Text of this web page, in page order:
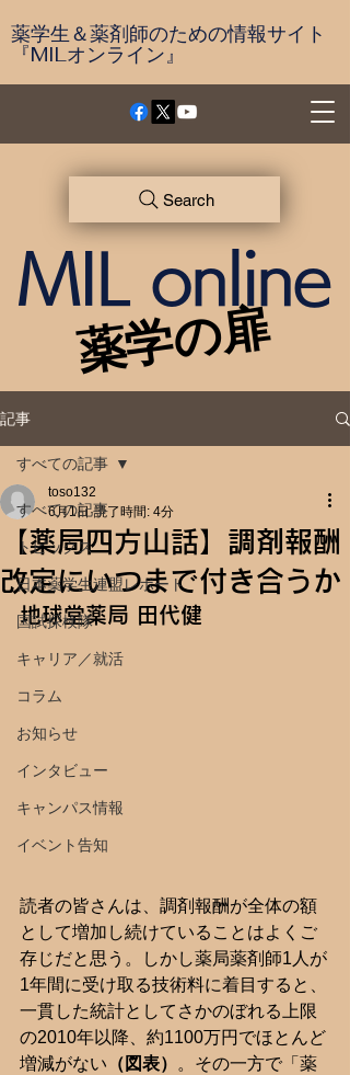
薬学生＆薬剤師のための情報サイト
『MILオンライン』
薬学の扉
薬学の扉
MIL online
Search
記事
すべての記事
トピックス
日本薬学生連盟レポート
国試探検隊
キャリア／就活
コラム
お知らせ
インタビュー
キャンパス情報
イベント告知
すべての記事
【薬局四方山話】調剤報酬
改定にいつまで付き合うか
toso132
6月1日 読了時間: 4分
地球堂薬局 田代健
読者の皆さんは、調剤報酬が全体の額
として増加し続けていることはよくご
存じだと思う。しかし薬局薬剤師1人が
1年間に受け取る技術料に着目すると、
一貫した統計としてさかのぼれる上限
の2010年以降、約1100万円でほとんど
増減がない （図表）
。その一方で「薬